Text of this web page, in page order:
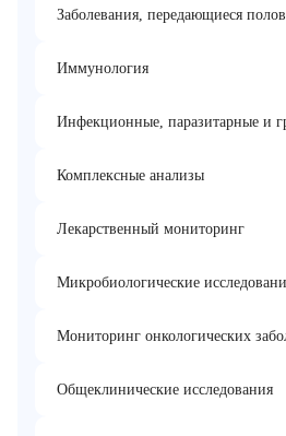
Заболевания, передающиеся
Иммунология
Инфекционные, паразитарные и
Комплексные анализы
Лекарственный мониторинг
Микробиологические
Мониторинг онкологических
Общеклинические исследования